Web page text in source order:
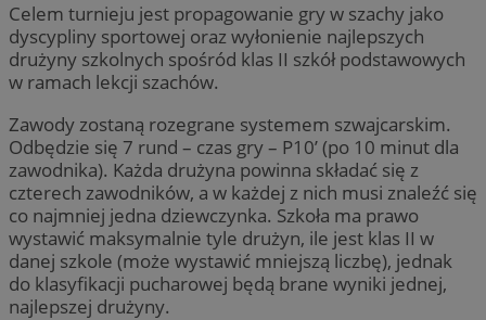
Celem turnieju jest propagowanie gry w szachy jako
dyscypliny sportowej oraz wyłonienie najlepszych
drużyny szkolnych spośród klas II szkół podstawowych
w ramach lekcji szachów.
Zawody zostaną rozegrane systemem szwajcarskim.
Odbędzie się 7 rund – czas gry – P10’ (po 10 minut dla
zawodnika). Każda drużyna powinna składać się z
czterech zawodników, a w każdej z nich musi znaleźć się
co najmniej jedna dziewczynka. Szkoła ma prawo
wystawić maksymalnie tyle drużyn, ile jest klas II w
danej szkole (może wystawić mniejszą liczbę), jednak
do klasyfikacji pucharowej będą brane wyniki jednej,
najlepszej drużyny.